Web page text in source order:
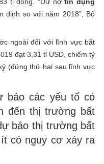
tỉ đồng. “Dư nợtín dụng
định so với năm 2018”, Bộ
ngoài đối với lĩnh vực bất
đạt 3,31 tỉ USD, chiếm tỷ
(đứng thứ hai sau lĩnh vực
báo các yếu tố có
đến thị trường bất
báo thị trường bất
có nguy cơ xảy ra